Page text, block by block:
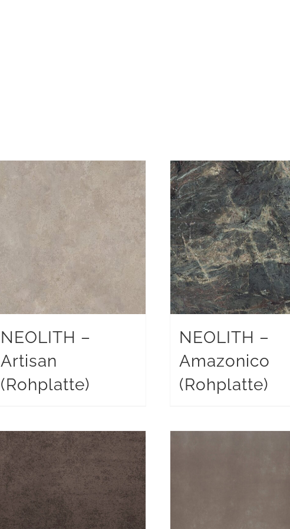
NEOLITH –
Artisan
(Rohplatte)
NEOLITH –
Amazonico
(Rohplatte)